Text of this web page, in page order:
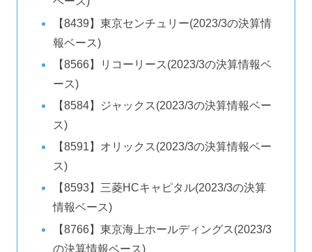
【8439】東京センチュリー(2023/3の決算情
報ベース)
【8566】リコーリース(2023/3の決算情報ベ
ース)
【8584】ジャックス(2023/3の決算情報ベー
ス)
【8591】オリックス(2023/3の決算情報ベー
ス)
【8593】三菱HCキャピタル(2023/3の決算
情報ベース)
【8766】東京海上ホールディングス(2023/3
の決算情報ベース)